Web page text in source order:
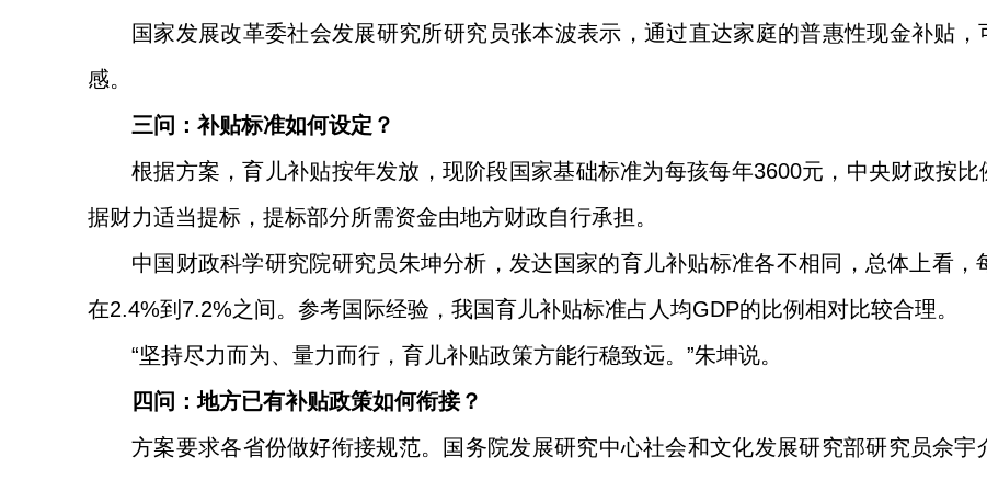
国家发展改革委社会发展研究所研究员张本波表示，通过直达家庭的普惠性现金补贴
感。
三问：补贴标准如何设定？
根据方案，育儿补贴按年发放，现阶段国家基础标准为每孩每年3600元，中央财政按
据财力适当提标，提标部分所需资金由地方财政自行承担。
中国财政科学研究院研究员朱坤分析，发达国家的育儿补贴标准各不相同，总体上看
在2.4%到7.2%之间。参考国际经验，我国育儿补贴标准占人均GDP的比例相对比较合理。
“坚持尽力而为、量力而行，育儿补贴政策方能行稳致远。”朱坤说。
四问：地方已有补贴政策如何衔接？
方案要求各省份做好衔接规范。国务院发展研究中心社会和文化发展研究部研究员佘